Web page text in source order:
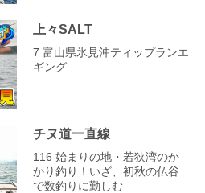
上々SALT
7 富山県氷見沖ティップランエ
ギング
チヌ道一直線
116 始まりの地・若狭湾のか
かり釣り！いざ、初秋の仏谷
で数釣りに勤しむ